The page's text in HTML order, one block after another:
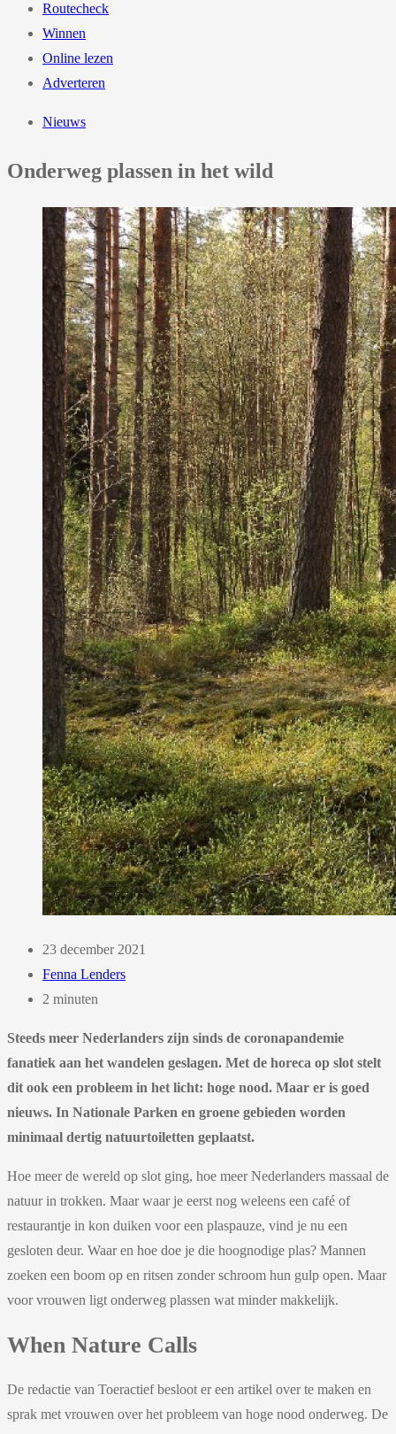
Routecheck
Winnen
Online lezen
Adverteren
Nieuws
Onderweg plassen in het wild
23 december 2021
Fenna Lenders
2 minuten
Steeds meer Nederlanders zijn sinds de coronapandemie
fanatiek aan het wandelen geslagen. Met de horeca op slot stelt
dit ook een probleem in het licht: hoge nood. Maar er is goed
nieuws. In Nationale Parken en groene gebieden worden
minimaal dertig natuurtoiletten geplaatst.
Hoe meer de wereld op slot ging, hoe meer Nederlanders massaal de
natuur in trokken. Maar waar je eerst nog weleens een café of
restaurantje in kon duiken voor een plaspauze, vind je nu een
gesloten deur. Waar en hoe doe je die hoognodige plas? Mannen
zoeken een boom op en ritsen zonder schroom hun gulp open. Maar
voor vrouwen ligt onderweg plassen wat minder makkelijk.
When Nature Calls
De redactie van Toeractief besloot er een artikel over te maken en
sprak met vrouwen over het probleem van hoge nood onderweg. De